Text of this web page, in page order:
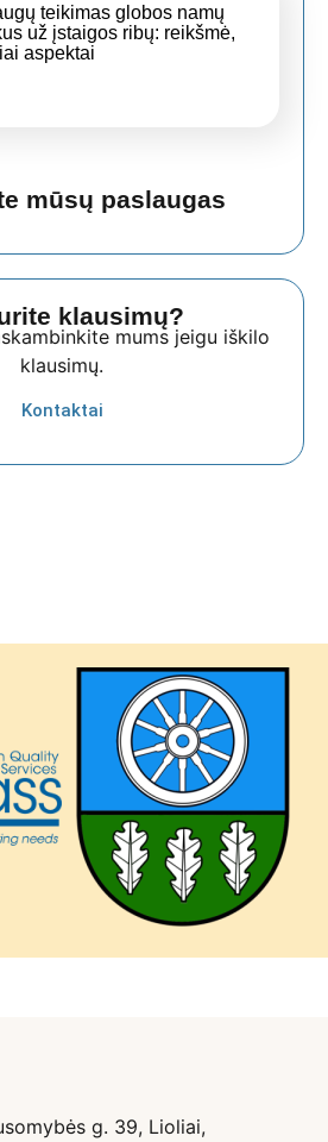
teikimas globos namų
už įstaigos ribų: reikšmė,
aspektai
mūsų paslaugas
klausimų?
mums jeigu iškilo
klausimų.
Kontaktai
g. 39, Lioliai,